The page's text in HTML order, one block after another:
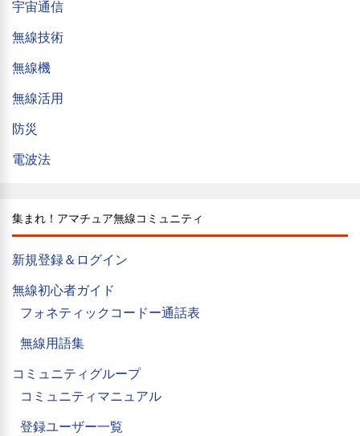
宇宙通信
無線技術
無線機
無線活用
防災
電波法
集まれ！アマチュア無線コミュニティ
新規登録＆ログイン
無線初心者ガイド
フォネティックコードー通話表
無線用語集
コミュニティグループ
コミュニティマニュアル
登録ユーザー一覧